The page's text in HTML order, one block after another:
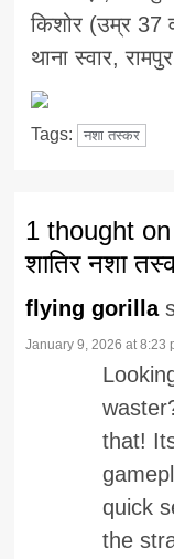
किशोर (उम्र 37
थाना स्वार,
Tags: नशा तस्कर
1 thought on
शातिर नशा
flying gorilla
January 9, 2026 at 8:23
that!
quick
the